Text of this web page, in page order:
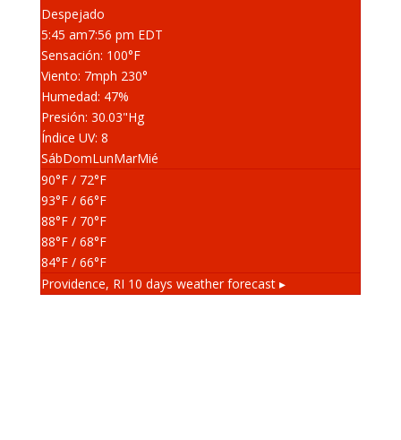
Despejado
5:45 am7:56 pm EDT
Sensación: 100°F
Viento: 7mph 230°
Humedad: 47%
Presión: 30.03"Hg
Índice UV: 8
SábDomLunMarMié
90°F/ 72°F
93°F/ 66°F
88°F/ 70°F
88°F/ 68°F
84°F/ 66°F
Providence, RI 10 days weather forecast ▸